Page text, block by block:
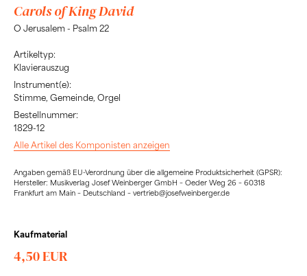
Carols of King David
O Jerusalem - Psalm 22
Artikeltyp:
Klavierauszug
Instrument(e):
Stimme, Gemeinde, Orgel
Bestellnummer:
1829-12
Alle Artikel des Komponisten anzeigen
Angaben gemäß EU-Verordnung über die allgemeine Produktsicherheit (GPSR):
Hersteller: Musikverlag Josef Weinberger GmbH – Oeder Weg 26 – 60318
Frankfurt am Main – Deutschland – vertrieb@josefweinberger.de
Kaufmaterial
4,50 EUR